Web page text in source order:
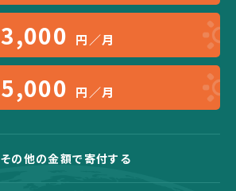
3,000 円／月
5,000 円／月
その他の金額で寄付する